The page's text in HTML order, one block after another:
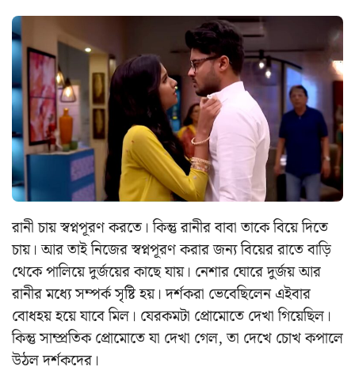
রানী চায় স্বপ্নপূরণ করতে। কিন্তু রানীর বাবা তাকে বিয়ে দিতে
চায়। আর তাই নিজের স্বপ্নপূরণ করার জন্য বিয়ের রাতে বাড়ি
থেকে পালিয়ে দুর্জয়ের কাছে যায়। নেশার ঘোরে দুর্জয় আর
রানীর মধ্যে সম্পর্ক সৃষ্টি হয়। দর্শকরা ভেবেছিলেন এইবার
বোধহয় হয়ে যাবে মিল। যেরকমটা প্রোমোতে দেখা গিয়েছিল।
কিন্তু সাম্প্রতিক প্রোমোতে যা দেখা গেল, তা দেখে চোখ কপালে
উঠল দর্শকদের।